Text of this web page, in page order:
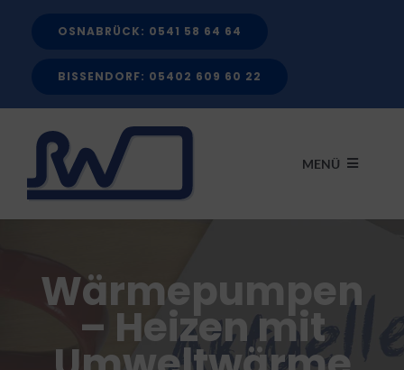
OSNABRÜCK: 0541 58 64 64
BISSENDORF: 05402 609 60 22
MENÜ
LEISTUNGEN
FÖRDERMITTEL
Wärmepumpen
– Heizen mit